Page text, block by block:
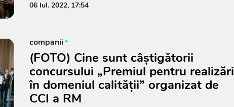
06 Iul. 2022, 17:54
companii
(FOTO) Cine sunt câștigătorii
concursului „Premiul pentru realizări
în domeniul calității” organizat de
CCI a RM